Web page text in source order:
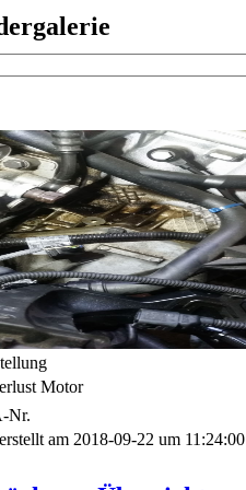
Motor
Nr.
am 2018-09-22 um 11:24:00